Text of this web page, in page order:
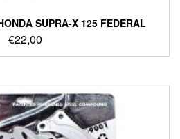
SUPRA-X 125 FEDERAL
€22,00